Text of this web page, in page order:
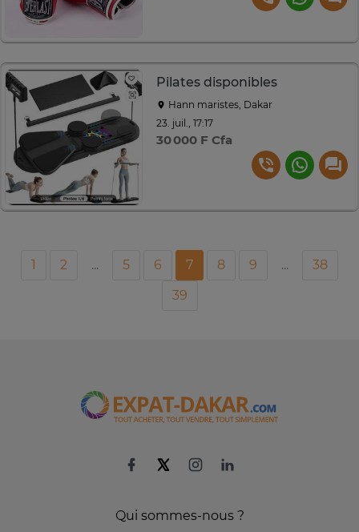
Pilates disponibles
Hann maristes, Dakar
23. juil., 17:17
30 000 F Cfa
1 2 ... 5 6 7 8 9 ...
38
39
Qui sommes-nous ?